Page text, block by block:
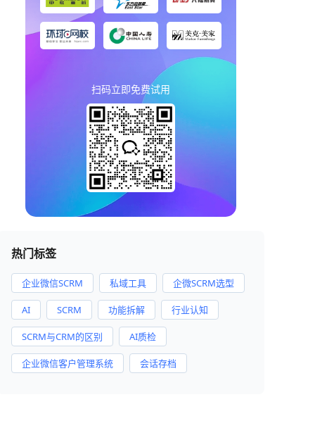
扫码立即免费试用
热门标签
企业微信SCRM 私域工具 企微SCRM选型
AI SCRM 功能拆解 行业认知
SCRM与CRM的区别 AI质检
企业微信客户管理系统 会话存档